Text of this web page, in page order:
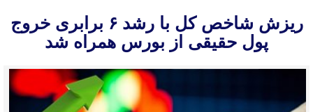
ریزش شاخص کل با رشد ۶ برابری خروج
پول حقیقی از بورس همراه شد